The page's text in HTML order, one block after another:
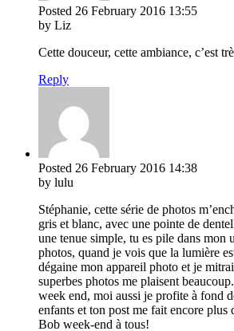
Posted 26 February 2016 13:55
by Liz
Cette douceur, cette ambiance, c’est
Reply
Posted 26 February 2016 14:38
by lulu
Stéphanie, cette série de photos
gris et blanc, avec une pointe de
une tenue simple, tu es pile dans mon
photos, quand je vois que la lumière
dégaine mon appareil photo et je
superbes photos me plaisent
week end, moi aussi je profite à fond
enfants et ton post me fait encore plus
Bob week-end à tous!